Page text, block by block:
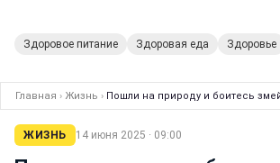
Здоровое питание Здоровая еда Здоровье
Главная › Жизнь › Пошли на природу и боитесь
ЖИЗНЬ 14 июня 2025 · 09:00